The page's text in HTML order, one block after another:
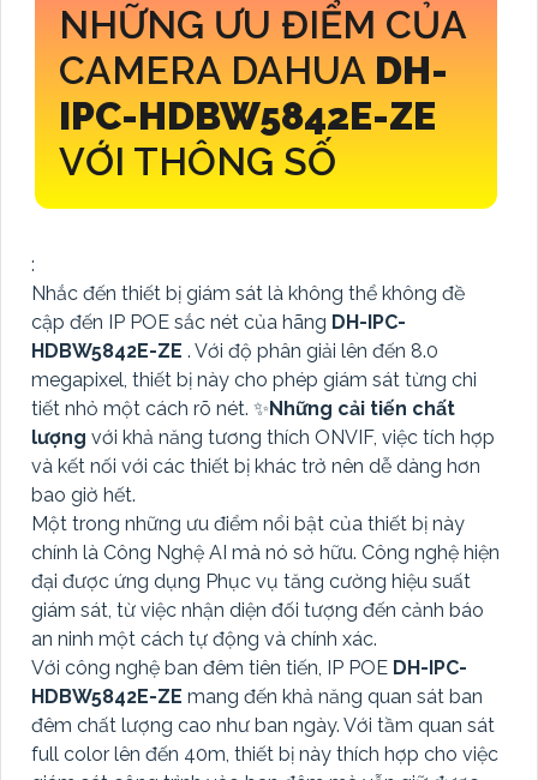
NHỮNG ƯU ĐIỂM CỦA
CAMERA DAHUA DH-
IPC-HDBW5842E-ZE
VỚI THÔNG SỐ
:
Nhắc đến thiết bị giám sát là không thể không đề
cập đến IP POE sắc nét của hãng DH-IPC-
HDBW5842E-ZE . Với độ phân giải lên đến 8.0
megapixel, thiết bị này cho phép giám sát từng chi
tiết nhỏ một cách rõ nét. ✨Những cải tiến chất
lượng với khả năng tương thích ONVIF, việc tích hợp
và kết nối với các thiết bị khác trở nên dễ dàng hơn
bao giờ hết.
Một trong những ưu điểm nổi bật của thiết bị này
chính là Công Nghệ AI mà nó sở hữu. Công nghệ hiện
đại được ứng dụng Phục vụ tăng cường hiệu suất
giám sát, từ việc nhận diện đối tượng đến cảnh báo
an ninh một cách tự động và chính xác.
Với công nghệ ban đêm tiên tiến, IP POE DH-IPC-
HDBW5842E-ZE mang đến khả năng quan sát ban
đêm chất lượng cao như ban ngày. Với tầm quan sát
full color lên đến 40m, thiết bị này thích hợp cho việc